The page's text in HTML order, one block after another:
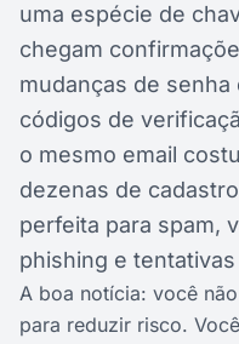
uma espécie de
chegam
mudanças de
códigos de
o mesmo email
dezenas de
perfeita para spam,
phishing e
A boa notícia: você
para reduzir risco.